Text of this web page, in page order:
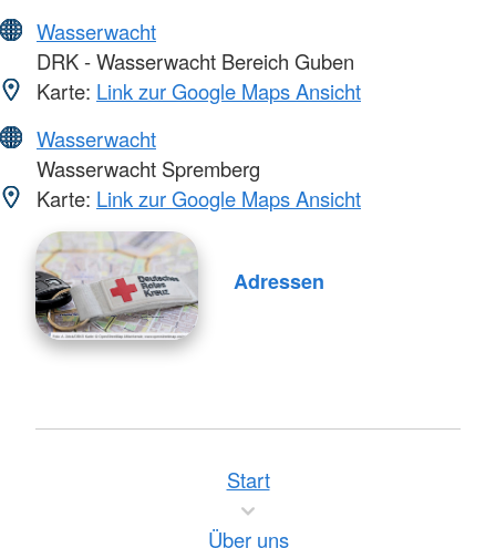
Wasserwacht
DRK - Wasserwacht Bereich Guben
Karte: Link zur Google Maps Ansicht
Wasserwacht
Wasserwacht Spremberg
Karte: Link zur Google Maps Ansicht
Adressen
Start
Über uns